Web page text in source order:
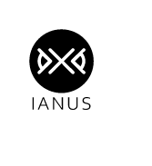
contenuto